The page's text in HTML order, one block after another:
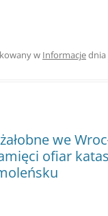
w Informacjednia
we
ofiar